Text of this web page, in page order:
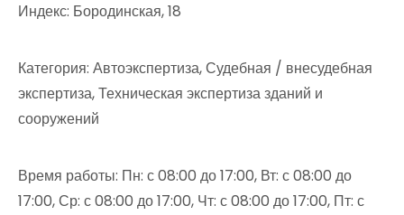
Индекс: Бородинская, 18
Категория: Автоэкспертиза, Судебная / внесудебная
экспертиза, Техническая экспертиза зданий и
сооружений
Время работы: Пн: с 08:00 до 17:00, Вт: с 08:00 до
17:00, Ср: с 08:00 до 17:00, Чт: с 08:00 до 17:00, Пт: с